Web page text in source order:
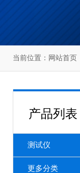
当前位置： 网站首页
产品列表
测试仪
更多分类